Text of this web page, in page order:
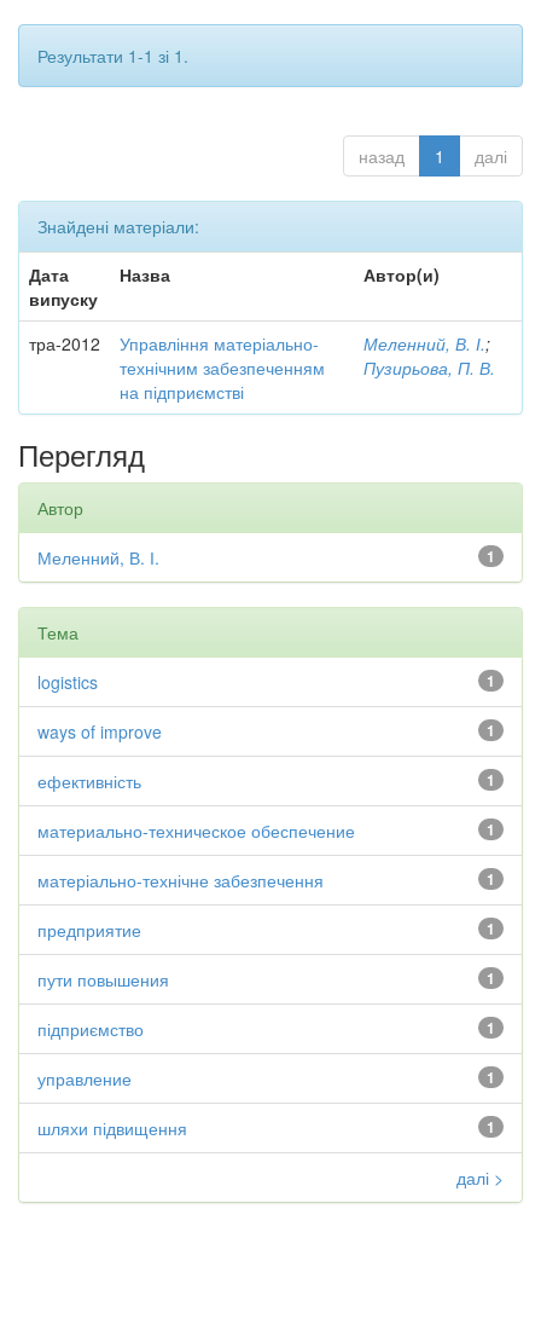
Результати 1-1 зі 1.
назад 1 далі
Знайдені матеріали:
Дата
випуску
Назва Автор(и)
тра-2012
Управління матеріально-
технічним забезпеченням
на підприємстві
Меленний, В. І.;
Пузирьова, П. В.
Перегляд
Автор
1
Меленний, В. І.
Тема
1
logistics
1
ways of improve
1
ефективність
1
материально-техническое обеспечение
1
матеріально-технічне забезпечення
1
предприятие
1
пути повышения
1
підприємство
1
управление
1
шляхи підвищення
далі >